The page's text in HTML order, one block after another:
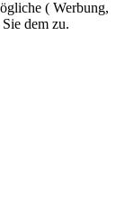
( Werbung,
dem zu.